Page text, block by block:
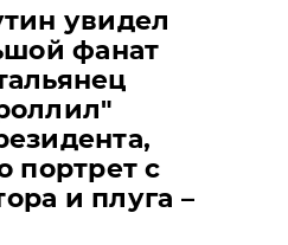
увидел
фанат
портрет с
и плуга –